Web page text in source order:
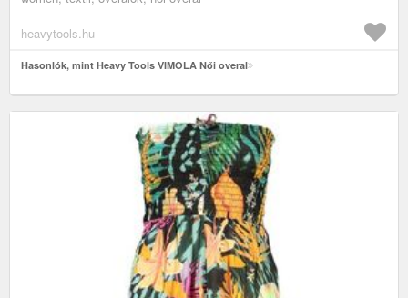
heavytools.hu
Hasonlók, mint Heavy Tools VIMOLA Női overal